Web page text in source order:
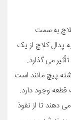
به سمت
پدال کلاچ از یک
می گذارد.
پیچ مانند است
وجود دارد.
دهند تا از نفوذ